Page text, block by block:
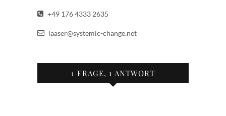
+49 176 4333 2635
laaser@systemic-change.net
1 FRAGE, 1 ANTWORT